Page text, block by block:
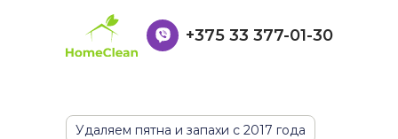
+375 33 377-01-30
Удаляем пятна и запахи с 2017 года